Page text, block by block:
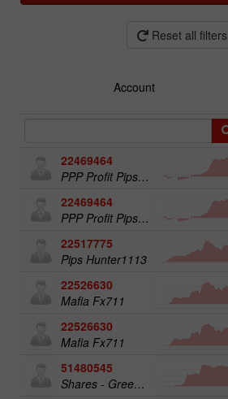
Reset all filters
Account
22469464
PPP Profit Pips Plus
22469464
PPP Profit Pips Plus
22517775
Pips Hunter1113
22526630
Mafia Fx711
22526630
Mafia Fx711
51480545
Shares - Green Energy 25